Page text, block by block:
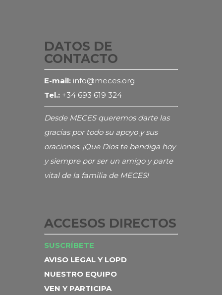
DATOS DE
CONTACTO
E-mail: info@meces.org
Tel.: +34 693 619 324
Desde MECES queremos darte las
gracias por todo su apoyo y sus
oraciones. ¡Que Dios te bendiga hoy
y siempre por ser un amigo y parte
vital de la familia de MECES!
ACCESOS DIRECTOS
SUSCRÍBETE
AVISO LEGAL Y LOPD
NUESTRO EQUIPO
VEN Y PARTICIPA